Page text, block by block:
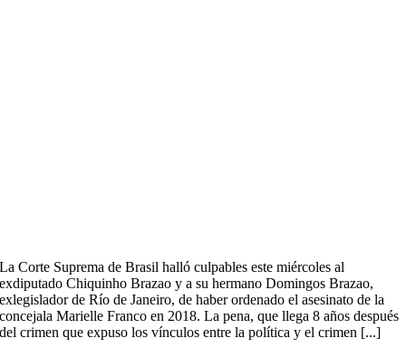
La Corte Suprema de Brasil halló culpables este miércoles al
exdiputado Chiquinho Brazao y a su hermano Domingos Brazao,
exlegislador de Río de Janeiro, de haber ordenado el asesinato de la
concejala Marielle Franco en 2018. La pena, que llega 8 años después
del crimen que expuso los vínculos entre la política y el crimen [...]